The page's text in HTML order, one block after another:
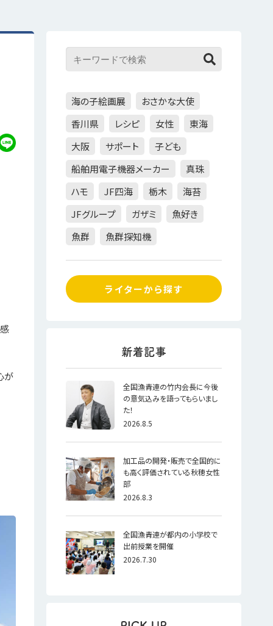
が
海の子絵画展
おさかな大使
香川県
レシピ 女性
東海
大阪
サポート
子ども
船舶用電子機器メーカー
真珠
ハモ
JF四海 栃木
海苔
JFグループ
ガザミ
魚好き
魚群
魚群探知機
ライターから探す
全国漁青連の竹内会長に今後
の意気込みを語ってもらいまし
た！
2026.8.5
加工品の開発・販売で全国的に
も高く評価されている秋穂女性
部
2026.8.3
全国漁青連が都内の小学校で
出前授業を開催
2026.7.30